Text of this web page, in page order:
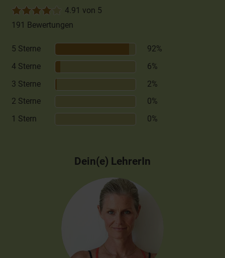
4.91 von 5
191 Bewertungen
5 Sterne
92%
4 Sterne
6%
3 Sterne
2%
2 Sterne
0%
1 Stern
0%
Dein(e) LehrerIn